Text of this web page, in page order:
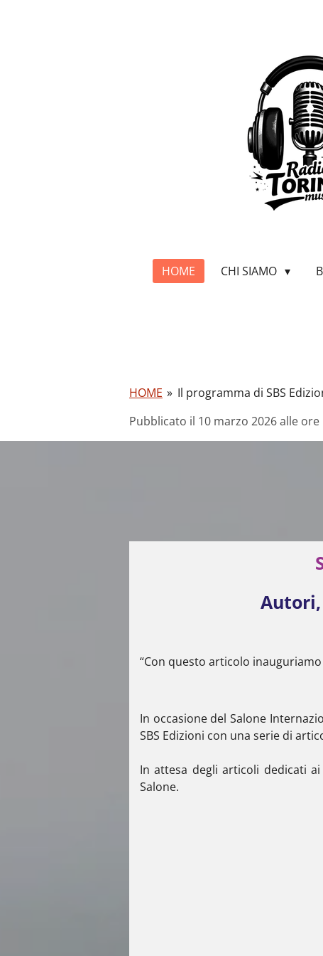
HOME CHI SIAMO
HOME » Il programma di SBS
Pubblicato il 10 marzo 2026 alle ore
“Con questo articolo
In occasione delSalone
SBS Edizioni con una serie di
In attesa degli articoli dedicati
Salone.